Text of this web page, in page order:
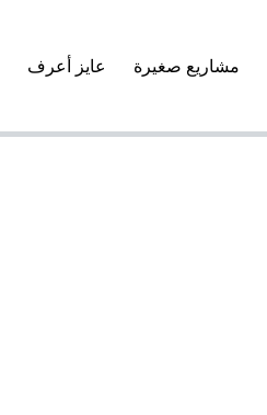
مشاريع صغيرة عايز أعرف